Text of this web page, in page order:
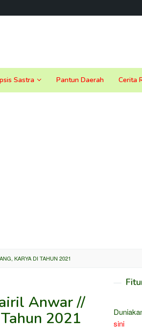
Sastra Pantun Daerah Cerita
KARYA DI TAHUN 2021
Anwar //
2021
sini